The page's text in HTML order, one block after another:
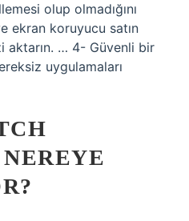
olup olmadığını
ekran koruyucu satın
aktarın. … 4- Güvenli bir
uygulamaları